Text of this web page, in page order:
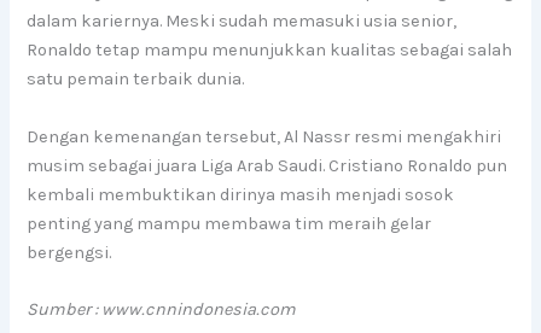
dalam kariernya. Meski sudah memasuki usia senior,
Ronaldo tetap mampu menunjukkan kualitas sebagai salah
satu pemain terbaik dunia.
Dengan kemenangan tersebut, Al Nassr resmi mengakhiri
musim sebagai juara Liga Arab Saudi. Cristiano Ronaldo pun
kembali membuktikan dirinya masih menjadi sosok
penting yang mampu membawa tim meraih gelar
bergengsi.
Sumber : www.cnnindonesia.com